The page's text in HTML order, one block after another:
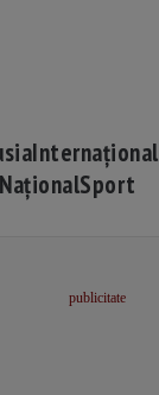
Internațional
NaționalSport